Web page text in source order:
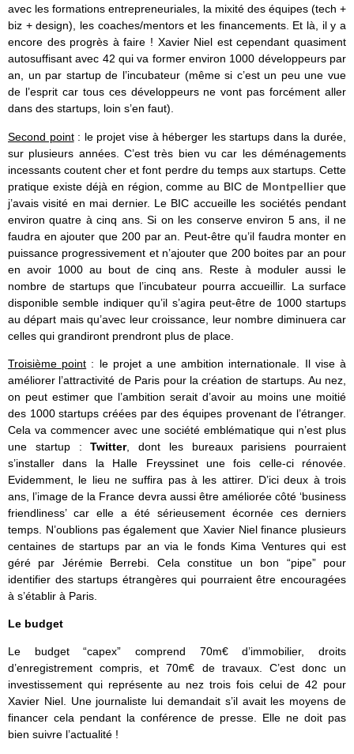
avec les formations entrepreneuriales, la mixité des équipes (tech +
biz + design), les coaches/mentors et les financements. Et là, il y a
encore des progrès à faire ! Xavier Niel est cependant quasiment
autosuffisant avec 42 qui va former environ 1000 développeurs par
an, un par startup de l’incubateur (même si c’est un peu une vue
de l’esprit car tous ces développeurs ne vont pas forcément aller
dans des startups, loin s’en faut).
Second point: le projet vise à héberger les startups dans la durée,
sur plusieurs années. C’est très bien vu car les déménagements
incessants coutent cher et font perdre du temps aux startups. Cette
pratique existe déjà en région, comme au BIC de Montpellierque
j’avais visité en mai dernier. Le BIC accueille les sociétés pendant
environ quatre à cinq ans. Si on les conserve environ 5 ans, il ne
faudra en ajouter que 200 par an. Peut-être qu’il faudra monter en
puissance progressivement et n’ajouter que 200 boites par an pour
en avoir 1000 au bout de cinq ans. Reste à moduler aussi le
nombre de startups que l’incubateur pourra accueillir. La surface
disponible semble indiquer qu’il s’agira peut-être de 1000 startups
au départ mais qu’avec leur croissance, leur nombre diminuera car
celles qui grandiront prendront plus de place.
Troisième point : le projet a une ambition internationale. Il vise à
améliorer l’attractivité de Paris pour la création de startups. Au nez,
on peut estimer que l’ambition serait d’avoir au moins une moitié
des 1000 startups créées par des équipes provenant de l’étranger.
Cela va commencer avec une société emblématique qui n’est plus
une startup :Twitter, dont les bureaux parisiens pourraient
s’installer dans la Halle Freyssinet une fois celle-ci rénovée.
Evidemment, le lieu ne suffira pas à les attirer. D’ici deux à trois
ans, l’image de la France devra aussi être améliorée côté ‘business
friendliness’ car elle a été sérieusement écornée ces derniers
temps. N’oublions pas également que Xavier Niel finance plusieurs
centaines de startups par an via le fonds Kima Ventures qui est
géré par Jérémie Berrebi. Cela constitue un bon “pipe” pour
identifier des startups étrangères qui pourraient être encouragées
à s’établir à Paris.
Le budget
Le budget “capex” comprend 70m€ d’immobilier, droits
d’enregistrement compris, et 70m€ de travaux. C’est donc un
investissement qui représente au nez trois fois celui de 42 pour
Xavier Niel. Une journaliste lui demandait s’il avait les moyens de
financer cela pendant la conférence de presse. Elle ne doit pas
bien suivre l’actualité !